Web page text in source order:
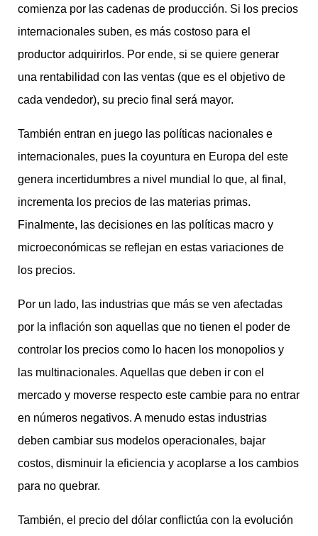
comienza por las cadenas de producción. Si los precios
internacionales suben, es más costoso para el
productor adquirirlos. Por ende, si se quiere generar
una rentabilidad con las ventas (que es el objetivo de
cada vendedor), su precio final será mayor.
También entran en juego las políticas nacionales e
internacionales, pues la coyuntura en Europa del este
genera incertidumbres a nivel mundial lo que, al final,
incrementa los precios de las materias primas.
Finalmente, las decisiones en las políticas macro y
microeconómicas se reflejan en estas variaciones de
los precios.
Por un lado, las industrias que más se ven afectadas
por la inflación son aquellas que no tienen el poder de
controlar los precios como lo hacen los monopolios y
las multinacionales. Aquellas que deben ir con el
mercado y moverse respecto este cambie para no entrar
en números negativos. A menudo estas industrias
deben cambiar sus modelos operacionales, bajar
costos, disminuir la eficiencia y acoplarse a los cambios
para no quebrar.
También, el precio del dólar conflictúa con la evolución